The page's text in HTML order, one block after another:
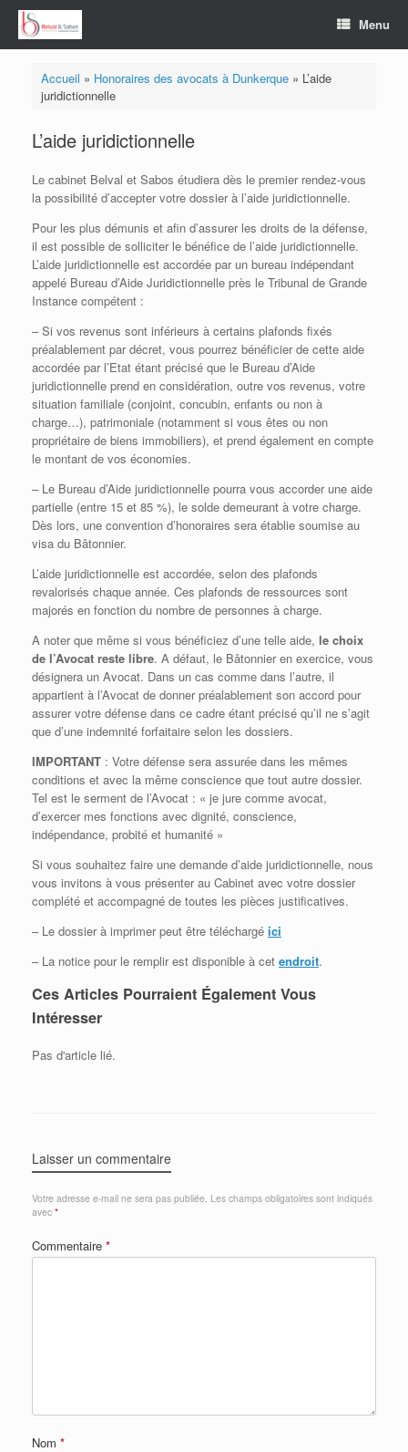
Skip
content
Menu
Accueil » Honoraires des avocats à Dunkerque» L’aide
juridictionnelle
L’aide juridictionnelle
Le cabinet Belval et Sabos étudiera dès le premier rendez-vous
la possibilité d’accepter votre dossier à l’aide juridictionnelle.
Pour les plus démunis et afin d’assurer les droits de la défense,
il est possible de solliciter le bénéfice de l’aide juridictionnelle.
L’aide juridictionnelle est accordée par un bureau indépendant
appelé Bureau d’Aide Juridictionnelle près le Tribunal de Grande
Instance compétent :
– Si vos revenus sont inférieurs à certains plafonds fixés
préalablement par décret, vous pourrez bénéficier de cette aide
accordée par l’Etat étant précisé que le Bureau d’Aide
juridictionnelle prend en considération, outre vos revenus, votre
situation familiale (conjoint, concubin, enfants ou non à
charge…), patrimoniale (notamment si vous êtes ou non
propriétaire de biens immobiliers), et prend également en compte
le montant de vos économies.
– Le Bureau d’Aide juridictionnelle pourra vous accorder une aide
partielle (entre 15 et 85 %), le solde demeurant à votre charge.
Dès lors, une convention d’honoraires sera établie soumise au
visa du Bâtonnier.
L’aide juridictionnelle est accordée, selon des plafonds
revalorisés chaque année. Ces plafonds de ressources sont
majorés en fonction du nombre de personnes à charge.
A noter que même si vous bénéficiez d’une telle aide, le choix
de l’Avocat reste libre. A défaut, le Bâtonnier en exercice, vous
désignera un Avocat. Dans un cas comme dans l’autre, il
appartient à l’Avocat de donner préalablement son accord pour
assurer votre défense dans ce cadre étant précisé qu’il ne s’agit
que d’une indemnité forfaitaire selon les dossiers.
IMPORTANT : Votre défense sera assurée dans les mêmes
conditions et avec la même conscience que tout autre dossier.
Tel est le serment de l’Avocat : « je jure comme avocat,
d’exercer mes fonctions avec dignité, conscience,
indépendance, probité et humanité »
Si vous souhaitez faire une demande d’aide juridictionnelle, nous
vous invitons à vous présenter au Cabinet avec votre dossier
complété et accompagné de toutes les pièces justificatives.
– Le dossier à imprimer peut être téléchargé ici
– La notice pour le remplir est disponible à cet endroit.
Ces Articles Pourraient Également Vous
Intéresser
Pas d'article lié.
Laisser un commentaire
Votre adresse e-mail ne sera pas publiée. Les champs obligatoires sont indiqués
avec *
Commentaire *
Nom *